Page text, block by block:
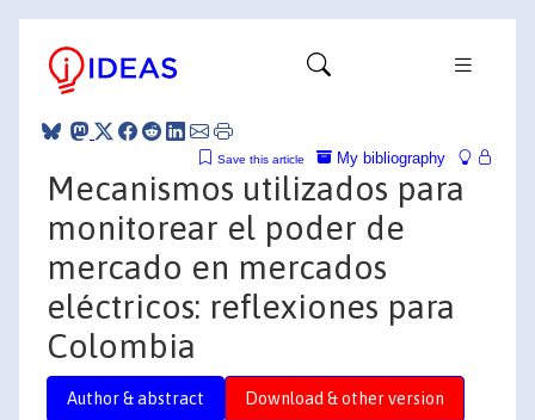
My bibliography
Save this article
Mecanismos utilizados para
monitorear el poder de
mercado en mercados
eléctricos: reflexiones para
Colombia
Author & abstract Download & other version